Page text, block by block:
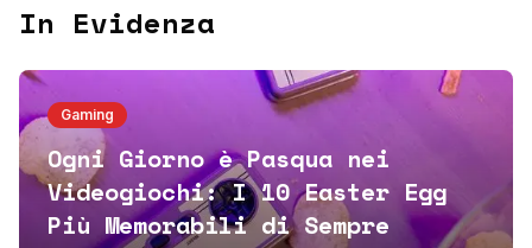
In Evidenza
Gaming
Ogni Giorno è Pasqua nei
Videogiochi: I 10 Easter Egg
Più Memorabili di Sempre